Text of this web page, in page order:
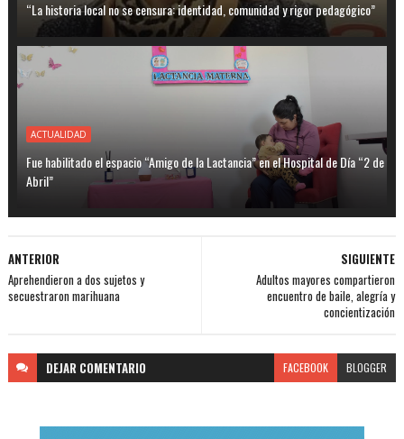
“La historia local no se censura: identidad, comunidad y rigor pedagógico”
ACTUALIDAD
Fue habilitado el espacio “Amigo de la Lactancia” en el Hospital de Día “2 de
Abril”
SIGUIENTE
Adultos mayores compartieron
encuentro de baile, alegría y
concientización
ANTERIOR
Aprehendieron a dos sujetos y
secuestraron marihuana
DEJAR COMENTARIO FACEBOOK BLOGGER